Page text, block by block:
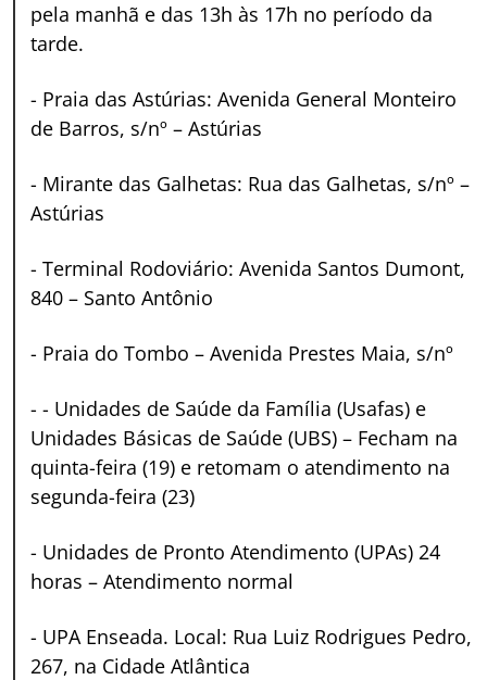
pela manhã e das 13h às 17h no período da
tarde.
- Praia das Astúrias: Avenida General Monteiro
de Barros, s/nº – Astúrias
- Mirante das Galhetas: Rua das Galhetas, s/nº –
Astúrias
- Terminal Rodoviário: Avenida Santos Dumont,
840 – Santo Antônio
- Praia do Tombo – Avenida Prestes Maia, s/nº
- - Unidades de Saúde da Família (Usafas) e
Unidades Básicas de Saúde (UBS) – Fecham na
quinta-feira (19) e retomam o atendimento na
segunda-feira (23)
- Unidades de Pronto Atendimento (UPAs) 24
horas – Atendimento normal
- UPA Enseada. Local: Rua Luiz Rodrigues Pedro,
267, na Cidade Atlântica